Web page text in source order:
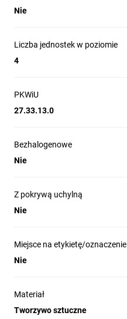
Nie
Liczba jednostek w poziomie
4
PKWiU
27.33.13.0
Bezhalogenowe
Nie
Z pokrywą uchylną
Nie
Miejsce na etykietę/oznaczenie
Nie
Materiał
Tworzywo sztuczne